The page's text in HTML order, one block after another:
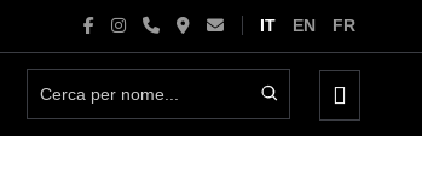
IT EN FR
Attiva/
menu